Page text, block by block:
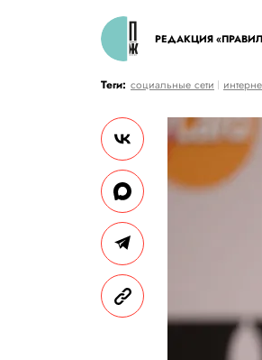
РЕДАКЦИЯ
Теги: социальные сети